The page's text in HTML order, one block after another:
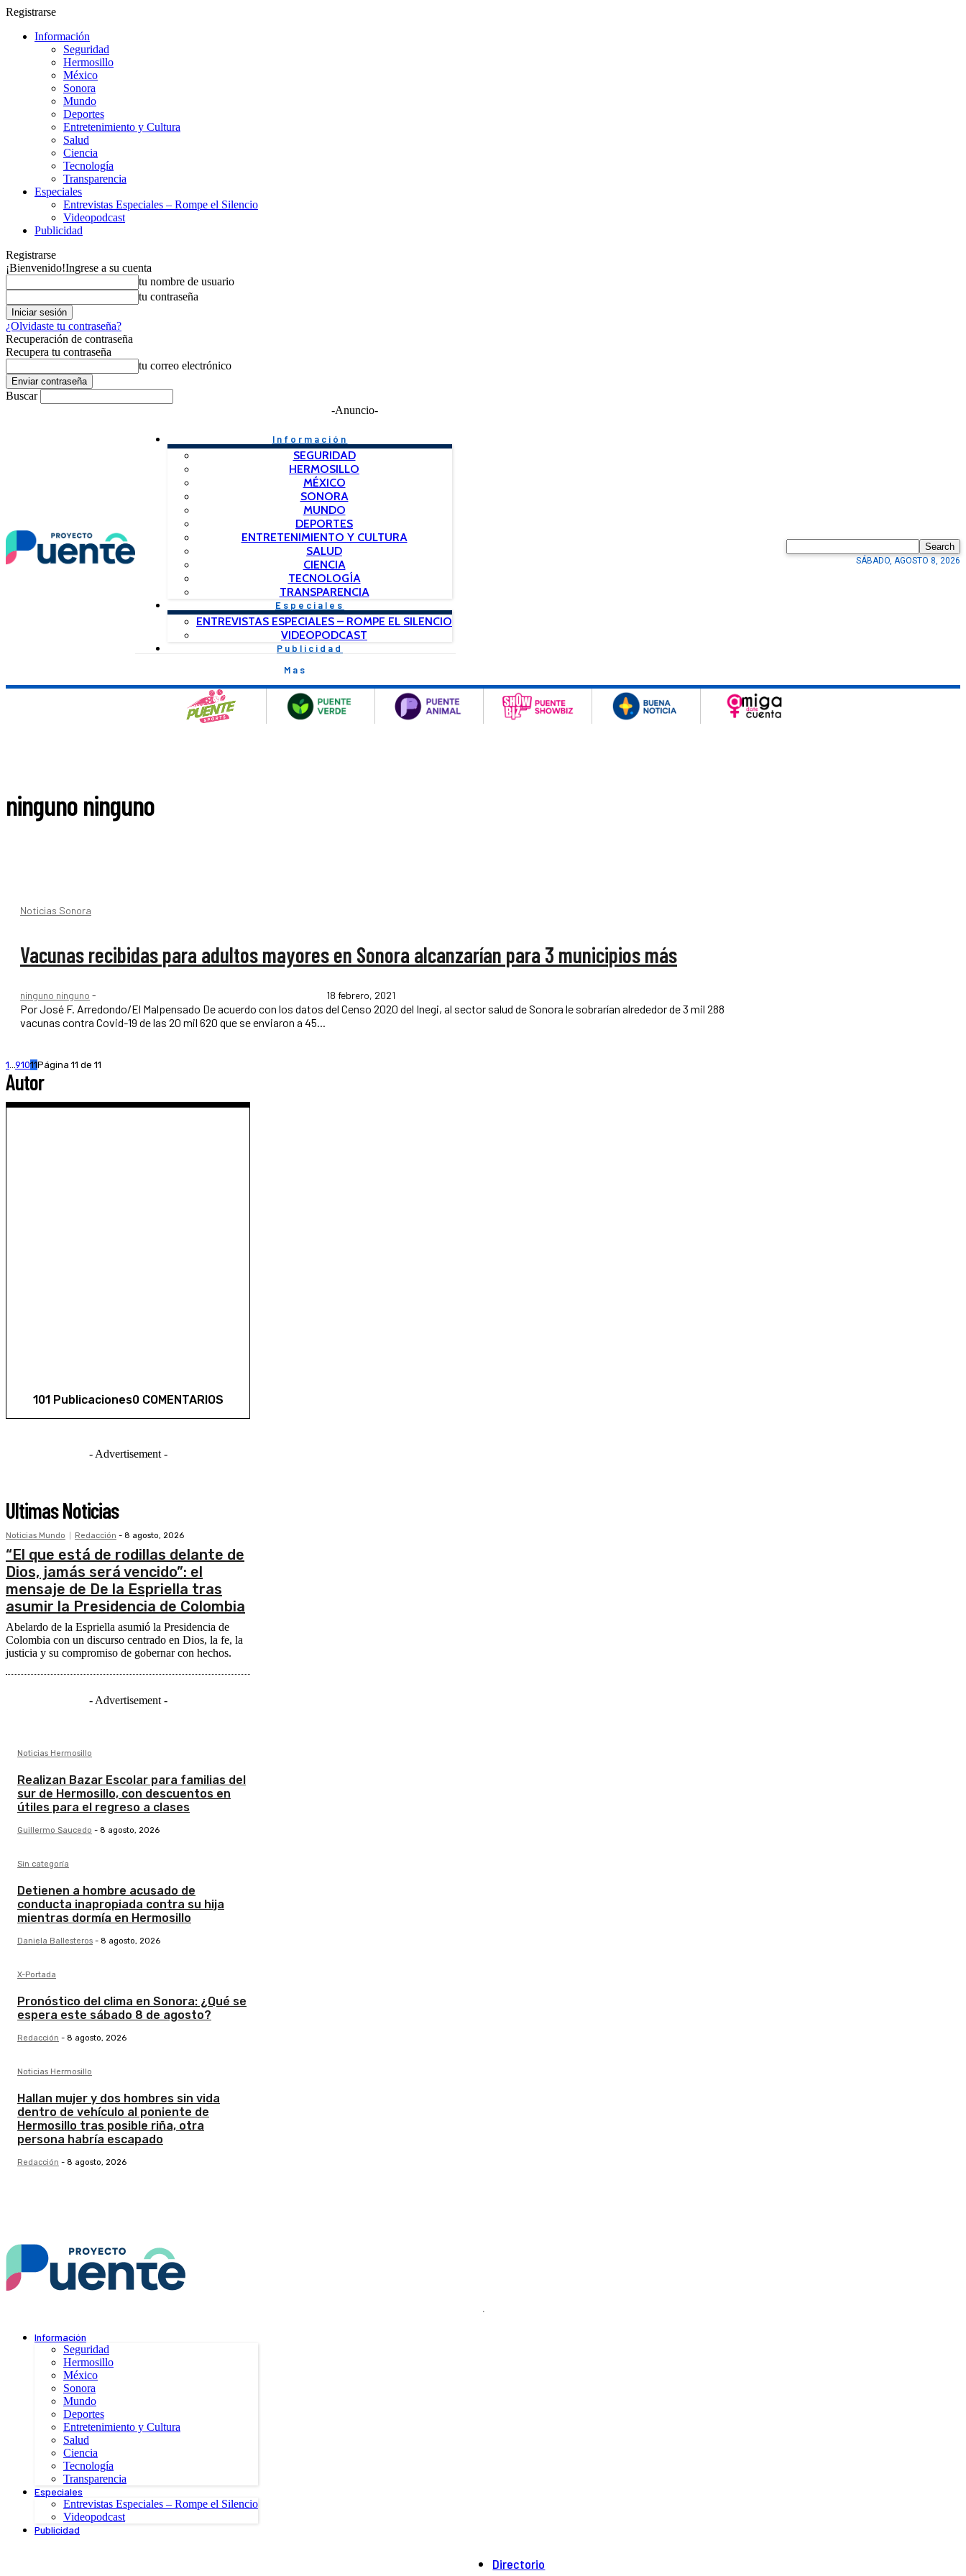
Registrarse
Información
Seguridad
Hermosillo
México
Sonora
Mundo
Deportes
Entretenimiento y Cultura
Salud
Ciencia
Tecnología
Transparencia
Especiales
Entrevistas Especiales – Rompe el Silencio
Videopodcast
Publicidad
Registrarse
¡Bienvenido!Ingrese a su cuenta
tu nombre de usuario
tu contraseña
¿Olvidaste tu contraseña?
Recuperación de contraseña
Recupera tu contraseña
tu correo electrónico
Buscar
-Anuncio-
Información
SEGURIDAD
HERMOSILLO
MÉXICO
SONORA
MUNDO
DEPORTES
ENTRETENIMIENTO Y CULTURA
SALUD
CIENCIA
TECNOLOGÍA
TRANSPARENCIA
Especiales
ENTREVISTAS ESPECIALES – ROMPE EL SILENCIO
VIDEOPODCAST
Publicidad
Mas
Search
SÁBADO, AGOSTO 8, 2026
ninguno ninguno
Noticias Sonora
Vacunas recibidas para adultos mayores en Sonora alcanzarían para 3 municipios más
ninguno ninguno - 18 febrero, 2021
Por José F. Arredondo/El Malpensado De acuerdo con los datos del Censo 2020 del Inegi, al sector salud de Sonora le sobrarían alrededor de 3 mil 288
vacunas contra Covid-19 de las 20 mil 620 que se enviaron a 45...
1 91011Página 11 de 11
Autor
101 Publicaciones0 COMENTARIOS
- Advertisement -
Ultimas Noticias
Noticias Mundo Redacción - 8 agosto, 2026
“El que está de rodillas delante de
Dios, jamás será vencido”: el
mensaje de De la Espriella tras
asumir la Presidencia de Colombia
Abelardo de la Espriella asumió la Presidencia de
Colombia con un discurso centrado en Dios, la fe, la
justicia y su compromiso de gobernar con hechos.
- Advertisement -
Noticias Hermosillo
Realizan Bazar Escolar para familias del
sur de Hermosillo, con descuentos en
útiles para el regreso a clases
Guillermo Saucedo - 8 agosto, 2026
Sin categoría
Detienen a hombre acusado de
conducta inapropiada contra su hija
mientras dormía en Hermosillo
Daniela Ballesteros - 8 agosto, 2026
X-Portada
Pronóstico del clima en Sonora: ¿Qué se
espera este sábado 8 de agosto?
Redacción - 8 agosto, 2026
Noticias Hermosillo
Hallan mujer y dos hombres sin vida
dentro de vehículo al poniente de
Hermosillo tras posible riña, otra
persona habría escapado
Redacción - 8 agosto, 2026
Información
Seguridad
Hermosillo
México
Sonora
Mundo
Deportes
Entretenimiento y Cultura
Salud
Ciencia
Tecnología
Transparencia
Especiales
Entrevistas Especiales – Rompe el Silencio
Videopodcast
Publicidad
Directorio